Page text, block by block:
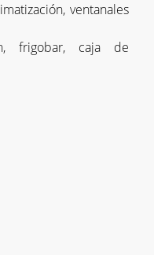
ventanales
frigobar, caja de